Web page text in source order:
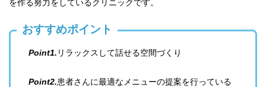
を作る努力をしているクリニックです。
おすすめポイント
Point1. リラックスして話せる空間づくり
Point2.患者さんに最適なメニューの提案を行っている